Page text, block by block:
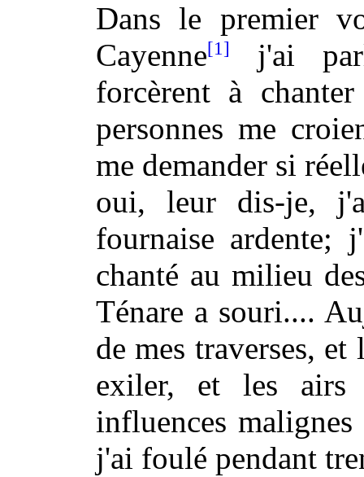
Dans le premier
Cayenne[1]
j'ai
forcèrent à
personnes me
me demander si
oui, leur dis-je,
fournaise ardente;
chanté au milieu
Ténare a souri....
de mes traverses,
exiler, et les airs
influences
j'ai foulé pendant